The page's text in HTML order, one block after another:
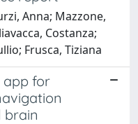
Anna; Mazzone,
Costanza;
Frusca, Tiziana
app for
brain